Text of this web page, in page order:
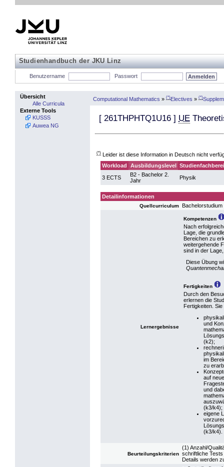
Studienhandbuch der JKU Linz
Benutzername Passwort
Übersicht
Alle Curricula
Externe Tools
KUSSS
Auwea NG
Computational Mathematics » (*)Electives » (*)
[ 261THPHTQ1U16 ] UE
(*) Leider ist diese Information in Deutsch nicht
Workload
Ausbildungslevel
3 ECTS
B2 - Bachelor 2.
Jahr
Physik
Detailinformationen
Quellcurriculum
Lernergebnisse
Kompetenzen
Nach
Lage, die
Bereichen zu
weitergehende
sind in der
Diese Übung
Fertigkeiten
Durch den
erlernen die
Fertigkeiten.
und
(k2);
im
zu
auf
und
(k3/k4);
eigene
(k3/k4).
Beurteilungskriterien
(1) Anzahl/
schriftliche Tests
Details werden